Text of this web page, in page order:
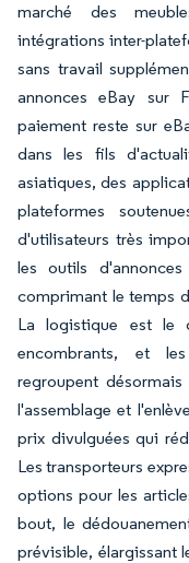
marché des
intégrations inter-
sans travail
annonces eBay sur
paiement reste sur
dans les fils
asiatiques, des
plateformes
d'utilisateurs très
les outils
comprimant le temps
La logistique est le
encombrants, et
regroupent
l'assemblage et
prix divulguées qui
Les transporteurs
options pour les
bout, le
prévisible, élargissant